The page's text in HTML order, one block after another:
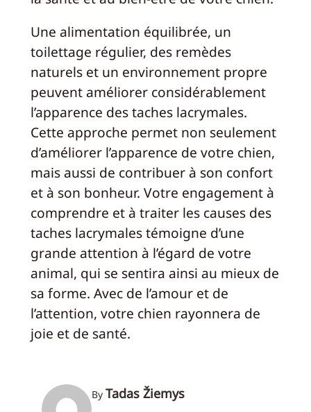
Une alimentation équilibrée, un
toilettage régulier, des remèdes
naturels et un environnement propre
peuvent améliorer considérablement
l’apparence des taches lacrymales.
Cette approche permet non seulement
d’améliorer l’apparence de votre chien,
mais aussi de contribuer à son confort
et à son bonheur. Votre engagement à
comprendre et à traiter les causes des
taches lacrymales témoigne d’une
grande attention à l’égard de votre
animal, qui se sentira ainsi au mieux de
sa forme. Avec de l’amour et de
l’attention, votre chien rayonnera de
joie et de santé.
By Tadas Žiemys